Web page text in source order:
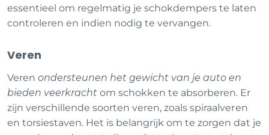
essentieel om regelmatig je schokdempers te laten
controleren en indien nodig te vervangen.
Veren
Veren ondersteunen het gewicht van je auto en
bieden veerkracht om schokken te absorberen. Er
zijn verschillende soorten veren, zoals spiraalveren
en torsiestaven. Het is belangrijk om te zorgen dat je